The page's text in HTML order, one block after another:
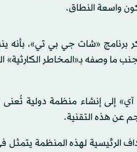
واسعة النطاق.
«شات جي بي تي»، بأنه
ما وصفه بـ«المخاطر
آي» إلى إنشاء منظمة دولية
عن هذه التقنية.
الرئيسية لهذه المنظمة